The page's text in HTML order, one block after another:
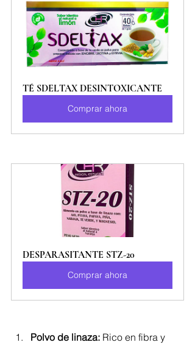
TÉ SDELTAX DESINTOXICANTE
Comprar ahora
DESPARASITANTE STZ-20
Comprar ahora
Polvo de linaza: Rico en fibra y